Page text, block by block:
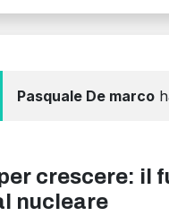
Pasquale De marco
crescere: il
nucleare